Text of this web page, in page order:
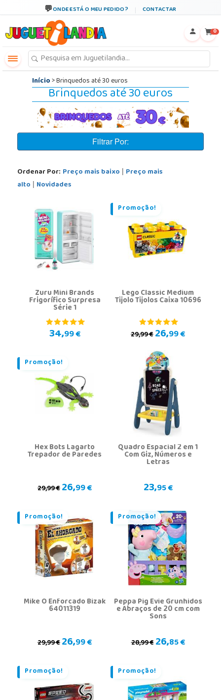
ONDE ESTÁ O MEU PEDIDO? CONTACTAR
0
Início> Brinquedos até 30 euros
Brinquedos até 30 euros
Filtrar Por:
Ordenar Por: Preço mais baixo | Preço mais
alto | Novidades
Zuru Mini Brands
Frigorífico Surpresa
Série 1
34,99 €
Promoção!
Lego Classic Medium
Tijolo Tijolos Caixa 10696
29,99 €26,99 €
Promoção!
Hex Bots Lagarto
Trepador de Paredes
29,99 €26,99 €
Quadro Espacial 2 em 1
Com Giz, Números e
Letras
23,95 €
Promoção!
Mike O Enforcado Bizak
64011319
29,99 €26,99 €
Promoção!
Peppa Pig Evie Grunhidos
e Abraços de 20 cm com
Sons
28,99 €26,85 €
Promoção! Promoção!